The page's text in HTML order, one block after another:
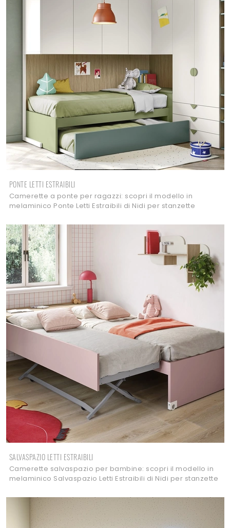
PONTE LETTI ESTRAIBILI
Camerette a ponte per ragazzi: scopri il modello in
melaminico Ponte Letti Estraibili di Nidi per stanzette
SALVASPAZIO LETTI ESTRAIBILI
Camerette salvaspazio per bambine: scopri il modello in
melaminico Salvaspazio Letti Estraibili di Nidi per stanzette